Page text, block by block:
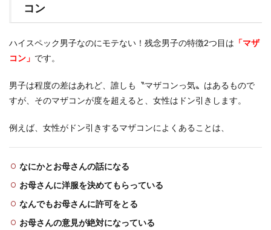
コン
ハイスペック男子なのにモテない！残念男子の特徴2つ目は 「マザ
コン」 です。
男子は程度の差はあれど、誰しも〝マザコンっ気〟はあるもので
すが、そのマザコンが度を超えると、女性はドン引きします。
例えば、女性がドン引きするマザコンによくあることは、
なにかとお母さんの話になる
お母さんに洋服を決めてもらっている
なんでもお母さんに許可をとる
お母さんの意見が絶対になっている